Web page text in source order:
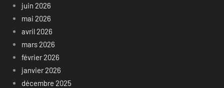
juin 2026
mai 2026
avril 2026
mars 2026
février 2026
janvier 2026
décembre 2025